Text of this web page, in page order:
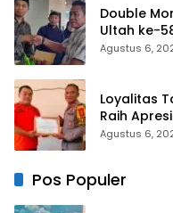
Double
Ultah ke-
Berbagi
Agustus 6,
Loyalitas
Raih
42
Agustus 6,
Pos Populer